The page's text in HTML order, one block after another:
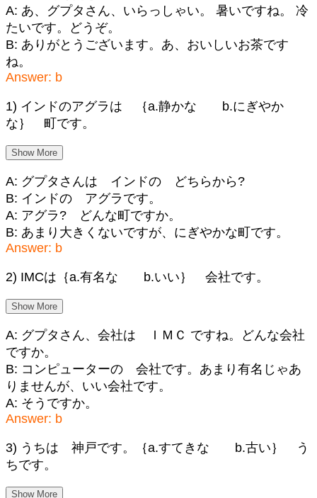
A: あ、グプタさん、いらっしゃい。 暑いですね。 冷
たいです。どうぞ。
B: ありがとうございます。あ、おいしいお茶です
ね。
Answer: b
1) インドのアグラは ｛a.静かな b.にぎやか
な｝ 町です。
Show More
A: グプタさんは インドの どちらから?
B: インドの アグラです。
A: アグラ? どんな町ですか。
B: あまり大きくないですが、にぎやかな町です。
Answer: b
2) IMCは｛a.有名な b.いい｝ 会社です。
Show More
A: グプタさん、会社は ＩＭＣ ですね。どんな会社
ですか。
B: コンピューターの 会社です。あまり有名じゃあ
りませんが、いい会社です。
A: そうですか。
Answer: b
3) うちは 神戸です。｛a.すてきな b.古い｝ う
ちです。
Show More